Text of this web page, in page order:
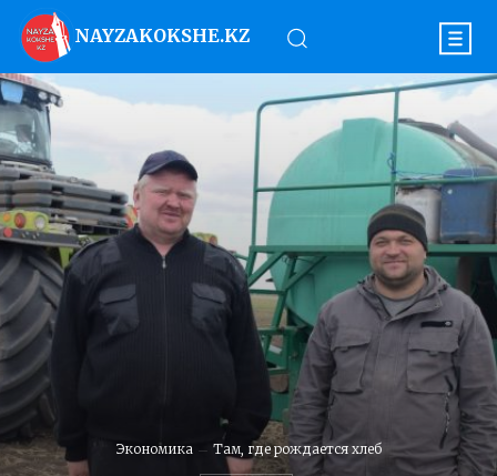
NAYZAKOKSHE.KZ
Экономика Там, где рождается хлеб